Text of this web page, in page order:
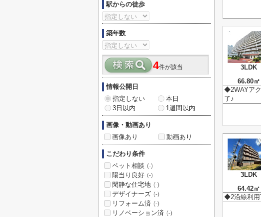
3LDK
66.80㎡
◆2WAYア
了♪
3LDK
64.42㎡
◆2沿線利用
駅からの徒歩
築年数
4件が該当
情報公開日
指定しない
本日
3日以内
1週間以内
画像・動画あり
画像あり
動画あり
こだわり条件
ペット相談 (-)
陽当り良好 (-)
閑静な住宅地 (-)
デザイナーズ (-)
リフォーム済 (-)
リノベーション済 (-)